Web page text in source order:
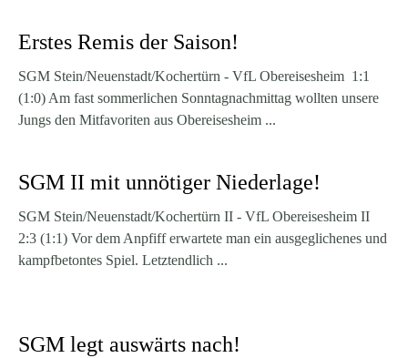
Erstes Remis der Saison!
SGM Stein/Neuenstadt/Kochertürn - VfL Obereisesheim 1:1
(1:0) Am fast sommerlichen Sonntagnachmittag wollten unsere
Jungs den Mitfavoriten aus Obereisesheim ...
SGM II mit unnötiger Niederlage!
SGM Stein/Neuenstadt/Kochertürn II - VfL Obereisesheim II
2:3 (1:1) Vor dem Anpfiff erwartete man ein ausgeglichenes und
kampfbetontes Spiel. Letztendlich ...
SGM legt auswärts nach!